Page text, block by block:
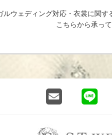
ルウェディング対応・衣裳に関
こちらから承って